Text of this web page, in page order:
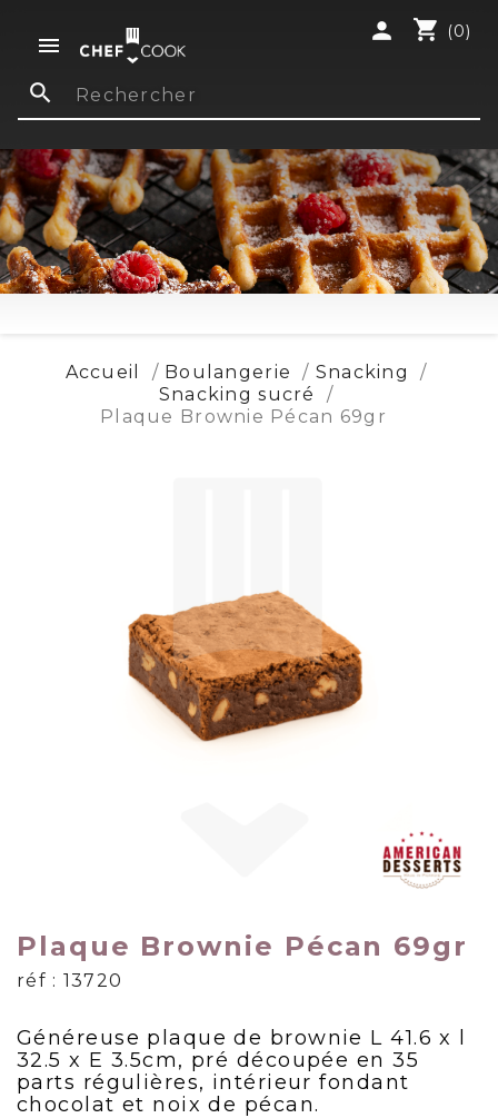

shopping_cart (0)
person
search
Accueil Boulangerie
Snacking
Snacking sucré
Plaque Brownie Pécan 69gr
Plaque Brownie Pécan 69gr
réf : 13720
Généreuse plaque de brownie L 41.6 x l
32.5 x E 3.5cm, pré découpée en 35
parts régulières, intérieur fondant
chocolat et noix de pécan.